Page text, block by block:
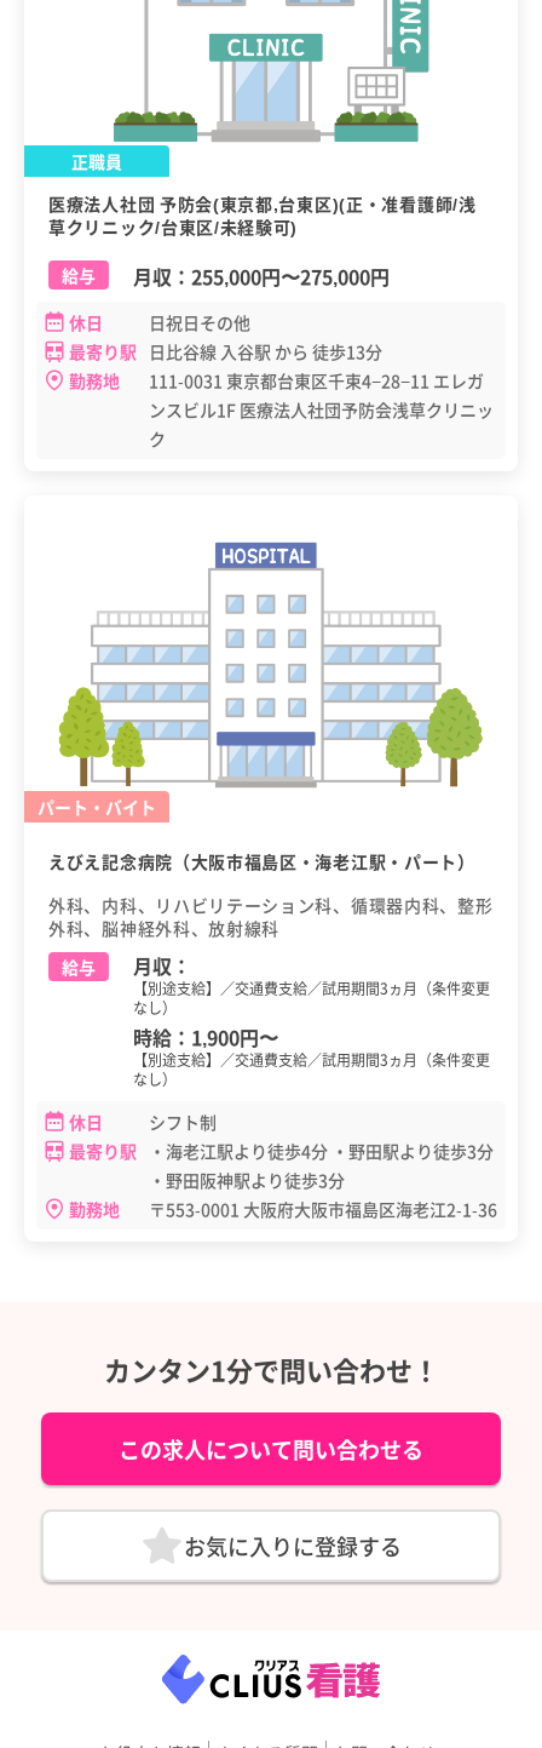
正職員
医療法人社団 予防会(東京都,台東区)(正・准看護師/浅
草クリニック/台東区/未経験可)
給与
月収： 255,000円〜275,000円
休日
日祝日その他
最寄り駅
日比谷線 入谷駅 から 徒歩13分
勤務地
111-0031 東京都台東区千束4−28−11 エレガ
ンスビル1F 医療法人社団予防会浅草クリニッ
ク
パート・バイト
えびえ記念病院（大阪市福島区・海老江駅・パート）
外科、内科、リハビリテーション科、循環器内科、整形
外科、脳神経外科、放射線科
給与
月収：
【別途支給】／交通費支給／試用期間3ヵ月（条件変更
なし）
時給： 1,900円〜
【別途支給】／交通費支給／試用期間3ヵ月（条件変更
なし）
休日
シフト制
最寄り駅
・海老江駅より徒歩4分 ・野田駅より徒歩3分
・野田阪神駅より徒歩3分
勤務地
〒553-0001 大阪府大阪市福島区海老江2-1-36
カンタン1分で問い合わせ！
この求人について問い合わせる
お気に入りに登録する